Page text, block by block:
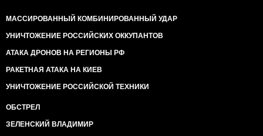
МАССИРОВАННЫЙ КОМБИНИРОВАННЫЙ УДАР
УНИЧТОЖЕНИЕ РОССИЙСКИХ ОККУПАНТОВ
АТАКА ДРОНОВ НА РЕГИОНЫ РФ
РАКЕТНАЯ АТАКА НА КИЕВ
УНИЧТОЖЕНИЕ РОССИЙСКОЙ ТЕХНИКИ
ОБСТРЕЛ
ЗЕЛЕНСКИЙ ВЛАДИМИР